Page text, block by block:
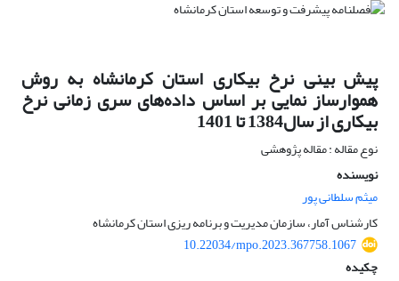
پیش بینی نرخ بیکاری استان کرمانشاه به روش
هموارساز نمایی بر اساس داده‌های سری زمانی نرخ
بیکاری از سال1384 تا 1401
نوع مقاله : مقاله پژوهشی
نویسنده
میثم سلطانی پور
کارشناس آمار، سازمان مدیریت و برنامه ریزی استان کرمانشاه
10.22034/mpo.2023.367758.1067
چکیده